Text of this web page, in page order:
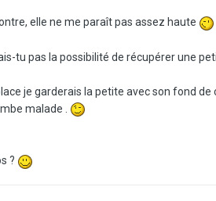
elle ne me paraît pas assez haute
tu pas la possibilité de récupérer une
je garderais la petite avec son fond
malade .
?